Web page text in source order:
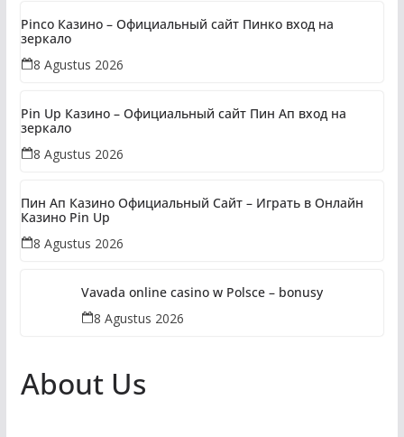
Pinco Казино – Официальный сайт Пинко вход на
зеркало
8 Agustus 2026
Pin Up Казино – Официальный сайт Пин Ап вход на
зеркало
8 Agustus 2026
Пин Ап Казино Официальный Сайт – Играть в Онлайн
Казино Pin Up
8 Agustus 2026
Vavada online casino w Polsce – bonusy
8 Agustus 2026
About Us